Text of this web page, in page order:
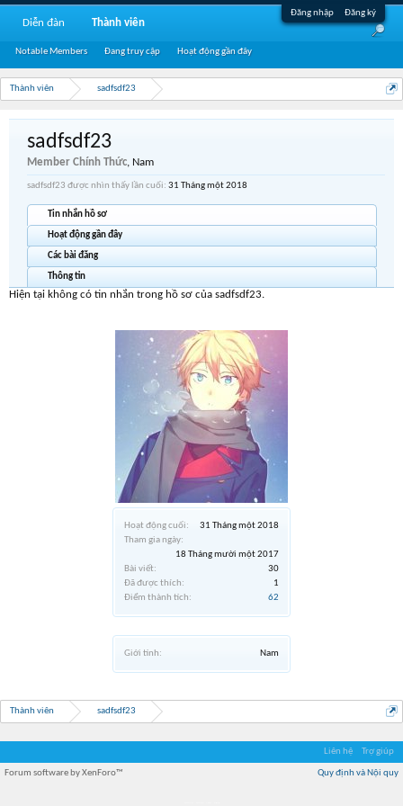
Đăng nhập Đăng ký
Thành viên sadfsdf23
Hoạt động cuối:
31 Tháng một 2018
Tham gia ngày:
18 Tháng mười một 2017
Bài viết:
30
Đã được thích:
1
Điểm thành tích:
62
Giới tính: Nam
sadfsdf23
Member Chính Thức, Nam
sadfsdf23 được nhìn thấy lần cuối: 31 Tháng một 2018
Tin nhắn hồ sơ
Hoạt động gần đây
Các bài đăng
Thông tin
Hiện tại không có tin nhắn trong hồ sơ của sadfsdf23.
Thành viên sadfsdf23
Diễn đàn Thành viên
Notable Members Đang truy cập Hoạt động gần đây
Liên hệ Trợ giúp
Quy định và Nội quy
Forum software by XenForo™